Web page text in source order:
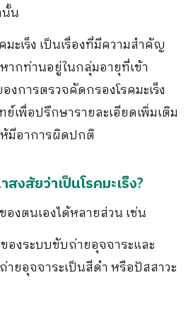
นั้น
ะเร็ง เป็นเรื่องที่มีความสำคัญ
ากท่านอยู่ในกลุ่มอายุที่เข้า
การตรวจคัดกรองโรคมะเร็ง
เพื่อปรึกษารายละเอียดเพิ่มเติม
ห้มีอาการผิดปกติ
งสัยว่าเป็นโรคมะเร็ง?
องตนเองได้หลายส่วน เช่น
องระบบขับถ่ายอุจจาระและ
ายอุจจาระเป็นสีดำ หรือปัสสาวะ